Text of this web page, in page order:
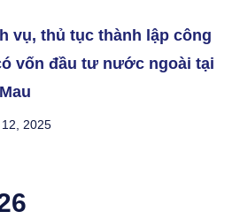
vụ, thủ tục thành lập công
vốn đầu tư nước ngoài tại
2025